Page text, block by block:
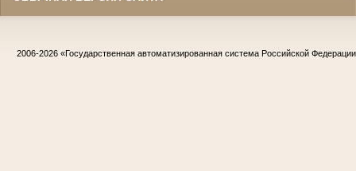
2006-2026 «Государственная автоматизированная система Российской